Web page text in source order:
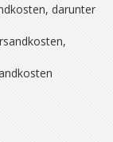
darunter